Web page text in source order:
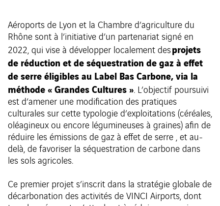
Aéroports de Lyon et la Chambre d’agriculture du
Rhône sont à l’initiative d’un partenariat signé en
2022, qui vise à développer localement desprojets
de réduction et de séquestration de gaz à effet
de serre éligibles au Label Bas Carbone, via la
méthode « Grandes Cultures ». L’objectif poursuivi
est d’amener une modification des pratiques
culturales sur cette typologie d’exploitations (céréales,
oléagineux ou encore légumineuses à graines) afin de
réduire les émissions de gaz à effet de serre , et au-
delà, de favoriser la séquestration de carbone dans
les sols agricoles.
Ce premier projet s’inscrit dans la stratégie globale de
décarbonation des activités de VINCI Airports, dont